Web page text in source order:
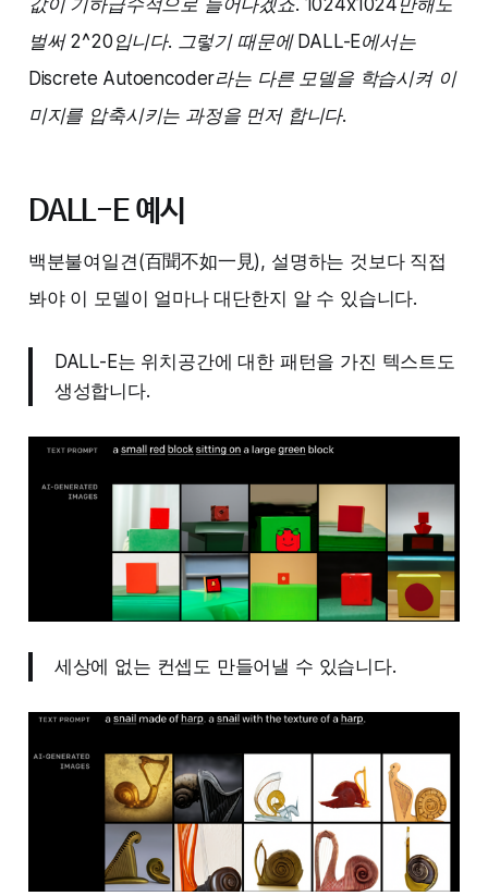
값이 기하급수적으로 늘어나겠죠. 1024x1024만해도
벌써 2^20입니다. 그렇기 때문에 DALL-E에서는
Discrete Autoencoder라는 다른 모델을 학습시켜 이
미지를 압축시키는 과정을 먼저 합니다.
DALL-E 예시
백분불여일견(百聞不如一見), 설명하는 것보다 직접
봐야 이 모델이 얼마나 대단한지 알 수 있습니다.
DALL-E는 위치공간에 대한 패턴을 가진 텍스트도
생성합니다.
세상에 없는 컨셉도 만들어낼 수 있습니다.